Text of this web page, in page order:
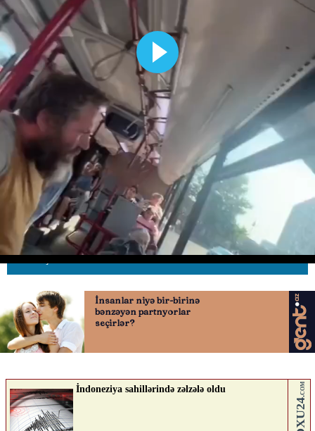
qadınlara qarşı əxlaqsız təkliflər
edən şəxs HƏBS EDİLDİ
16.06.2026
AVTOSFERTV ABUNƏ OL
Nə düşünürsən?